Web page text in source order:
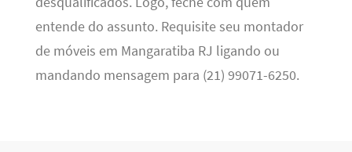
entende do assunto. Requisite seu montador
de móveis em Mangaratiba RJ ligando ou
mandando mensagem para (21) 99071-6250.